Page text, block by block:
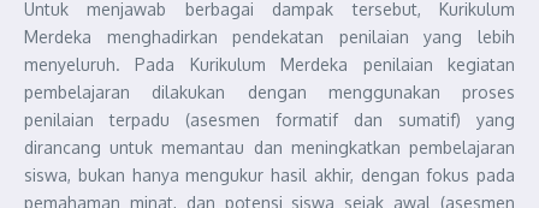
Untuk menjawab berbagai dampak tersebut, Kurikulum
Merdeka menghadirkan pendekatan penilaian yang lebih
menyeluruh. Pada Kurikulum Merdeka penilaian kegiatan
pembelajaran dilakukan dengan menggunakan proses
penilaian terpadu (asesmen formatif dan sumatif) yang
dirancang untuk memantau dan meningkatkan pembelajaran
siswa, bukan hanya mengukur hasil akhir, dengan fokus pada
pemahaman minat, dan potensi siswa sejak awal (asesmen